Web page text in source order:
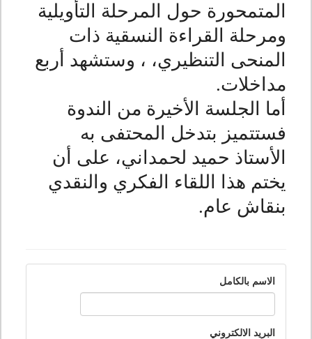
المتمحورة حول المرحلة التأويلية
ومرحلة القراءة النسقية ذات
المنحى التنظيري، ، وستشهد أربع
مداخلات.
أما الجلسة الأخيرة من الندوة
فستتميز بتدخل المحتفى به
الأستاذ حميد لحمداني، على أن
يختم هذا اللقاء الفكري والنقدي
بنقاش عام.
الاسم بالكامل
البريد الالكتروني